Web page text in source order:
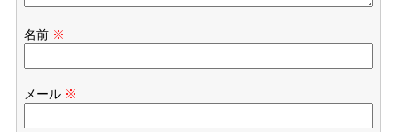
名前 ※
メール ※